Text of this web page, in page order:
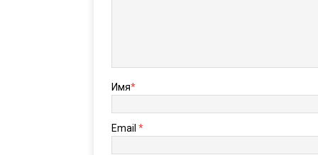
Имя*
Email *